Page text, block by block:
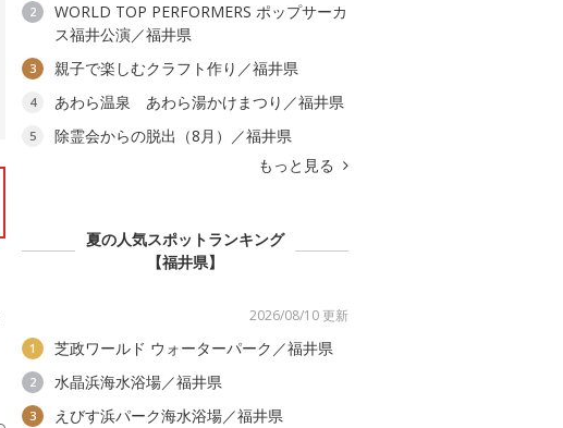
2
WORLD TOP PERFORMERS ポップサーカ
ス福井公演／福井県
3 親子で楽しむクラフト作り／福井県
4 あわら温泉 あわら湯かけまつり／福井県
5
除霊会からの脱出（8月）／福井県
もっと見る
夏の人気スポットランキング
【福井県】
2026/08/10 更新
1 芝政ワールド ウォーターパーク／福井県
2 水晶浜海水浴場／福井県
3 えびす浜パーク海水浴場／福井県